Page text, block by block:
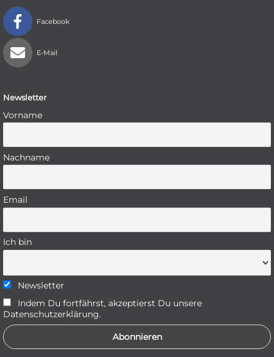
Facebook
E-Mail
Newsletter
Vorname
Nachname
Email
Ich bin
Newsletter
Indem Du fortfährst, akzeptierst Du unsere
Datenschutzerklärung.